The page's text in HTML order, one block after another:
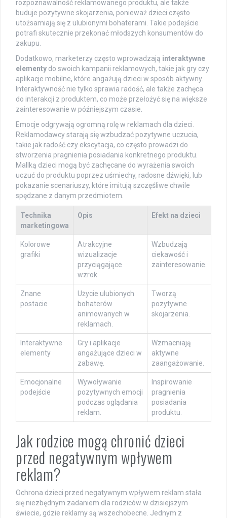
rozpoznawalność reklamowanego produktu, ale także
buduje pozytywne skojarzenia, ponieważ dzieci często
utożsamiają się z ulubionymi bohaterami. Takie podejście
potrafi skutecznie przekonać młodszych konsumentów do
zakupu.
Dodatkowo, marketerzy często wprowadzają interaktywne
elementy do swoich kampanii reklamowych, takie jak gry czy
aplikacje mobilne, które angażują dzieci w sposób aktywny.
Interaktywność nie tylko sprawia radość, ale także zachęca
do interakcji z produktem, co może przełożyć się na większe
zainteresowanie w późniejszym czasie.
Emocje odgrywają ogromną rolę w reklamach dla dzieci.
Reklamodawcy starają się wzbudzać pozytywne uczucia,
takie jak radość czy ekscytacja, co często prowadzi do
stworzenia pragnienia posiadania konkretnego produktu.
Mallką dzieci mogą być zachęcane do wyrażenia swoich
uczuć do produktu poprzez uśmiechy, radosne dźwięki, lub
pokazanie scenariuszy, które imitują szczęśliwe chwile
spędzane z danym przedmiotem.
Technika
marketingowa
Opis Efekt na dzieci
Kolorowe
grafiki
Atrakcyjne
wizualizacje
przyciągające
wzrok.
Wzbudzają
ciekawość i
zainteresowanie.
Znane
postacie
Użycie ulubionych
bohaterów
animowanych w
reklamach.
Tworzą
pozytywne
skojarzenia.
Interaktywne
elementy
Gry i aplikacje
angażujące dzieci w
zabawę.
Wzmacniają
aktywne
zaangażowanie.
Emocjonalne
podejście
Wywoływanie
pozytywnych emocji
podczas oglądania
reklam.
Inspirowanie
pragnienia
posiadania
produktu.
Jak rodzice mogą chronić dzieci
przed negatywnym wpływem
reklam?
Ochrona dzieci przed negatywnym wpływem reklam stała
się niezbędnym zadaniem dla rodziców w dzisiejszym
świecie, gdzie reklamy są wszechobecne. Jednym z